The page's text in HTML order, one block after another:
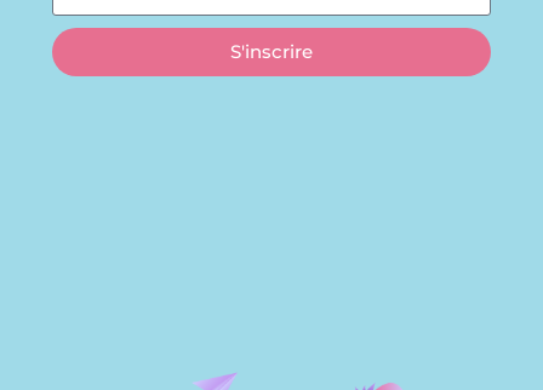
S'inscrire